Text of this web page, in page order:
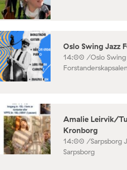
Oslo Swing Jazz
14:00 /Oslo
Amalie Leirvik/
Kronborg
14:00 /Sarpsborg
Sarpsborg